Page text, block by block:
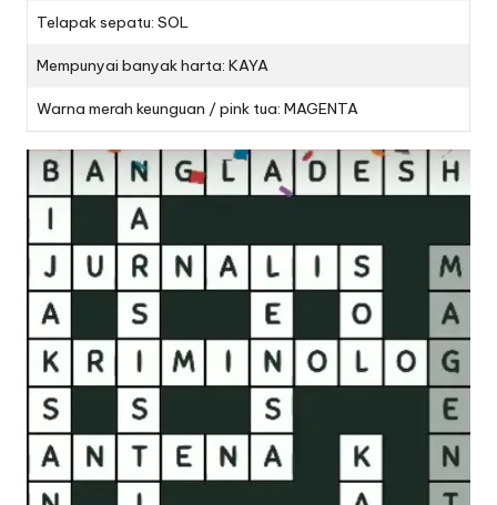
Telapak sepatu: SOL
Mempunyai banyak harta: KAYA
Warna merah keunguan / pink tua: MAGENTA